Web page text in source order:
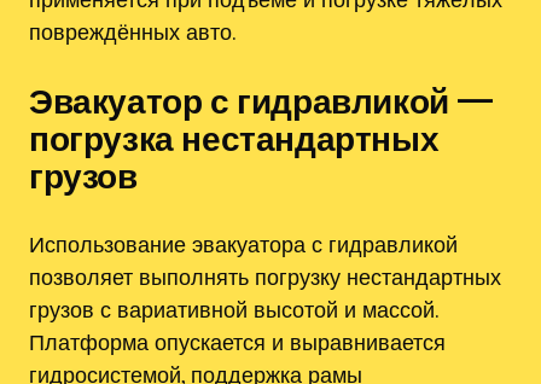
повреждённых авто.
Эвакуатор с гидравликой —
погрузка нестандартных
грузов
Использование эвакуатора с гидравликой
позволяет выполнять погрузку нестандартных
грузов с вариативной высотой и массой.
Платформа опускается и выравнивается
гидросистемой, поддержка рамы